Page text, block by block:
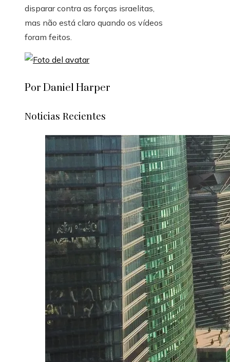
disparar contra as forças israelitas,
mas não está claro quando os vídeos
foram feitos.
Por Daniel Harper
Noticias Recientes